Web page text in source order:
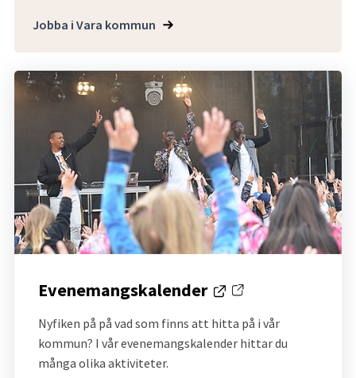
Jobba i Vara kommun
Evenemangskalender
Länk till annan webbplats.
Nyfiken på på vad som finns att hitta på i vår
kommun? I vår evenemangskalender hittar du
många olika aktiviteter.